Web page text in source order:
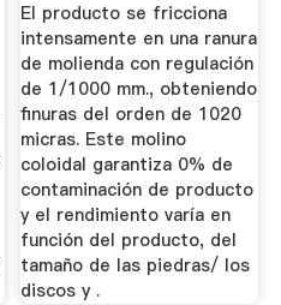
El producto se fricciona
intensamente en una ranura
de molienda con regulación
de 1/1000 mm., obteniendo
finuras del orden de 1020
micras. Este molino
coloidal garantiza 0% de
contaminación de producto
y el rendimiento varía en
función del producto, del
tamaño de las piedras/ los
discos y .